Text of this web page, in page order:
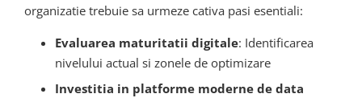
organizatie trebuie sa urmeze cativa pasi esentiali:
Evaluarea maturitatii digitale: Identificarea
nivelului actual si zonele de optimizare
Investitia in platforme moderne de data